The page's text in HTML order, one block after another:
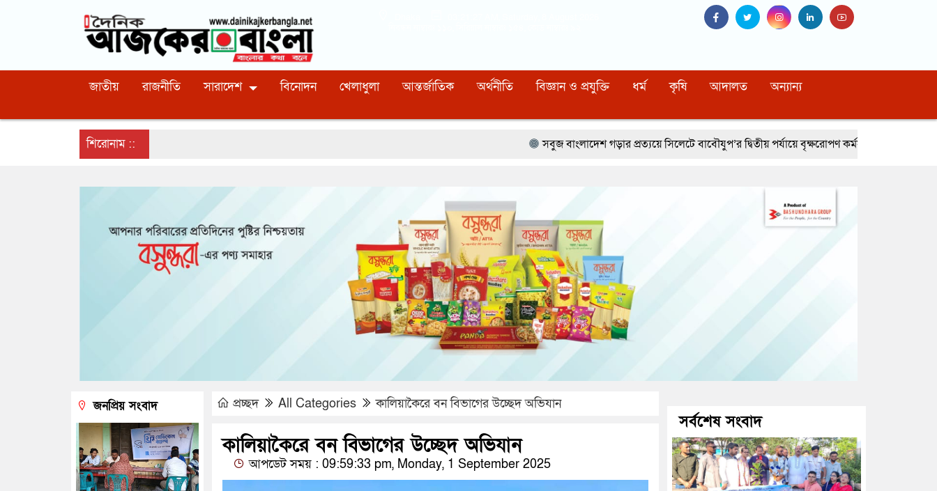
জাতীয় রাজনীতি সারাদেশ বিনোদন খেলাধুলা আন্তর্জাতিক অর্থনীতি বিজ্ঞান ও প্রযুক্তি ধর্ম কৃষি আদালত অন্যান্য
শিরোনাম :: সবুজ বাংলাদেশ গড়ার প্রত্যয়ে সিলেটে বাবৌযুপ’র দ্বিতীয় পর্যায়ে বৃক্ষরোপণ কর্মসূচি সম্পন্ন নোয়াখালীর বেগমগঞ্জে
প্রচ্ছদ All Categories কালিয়াকৈরে বন বিভাগের উচ্ছেদ অভিযান
কালিয়াকৈরে বন বিভাগের উচ্ছেদ অভিযান
আপডেট সময় : 09:59:33 pm, Monday, 1 September 2025
জনপ্রিয় সংবাদ
সর্বশেষ সংবাদ